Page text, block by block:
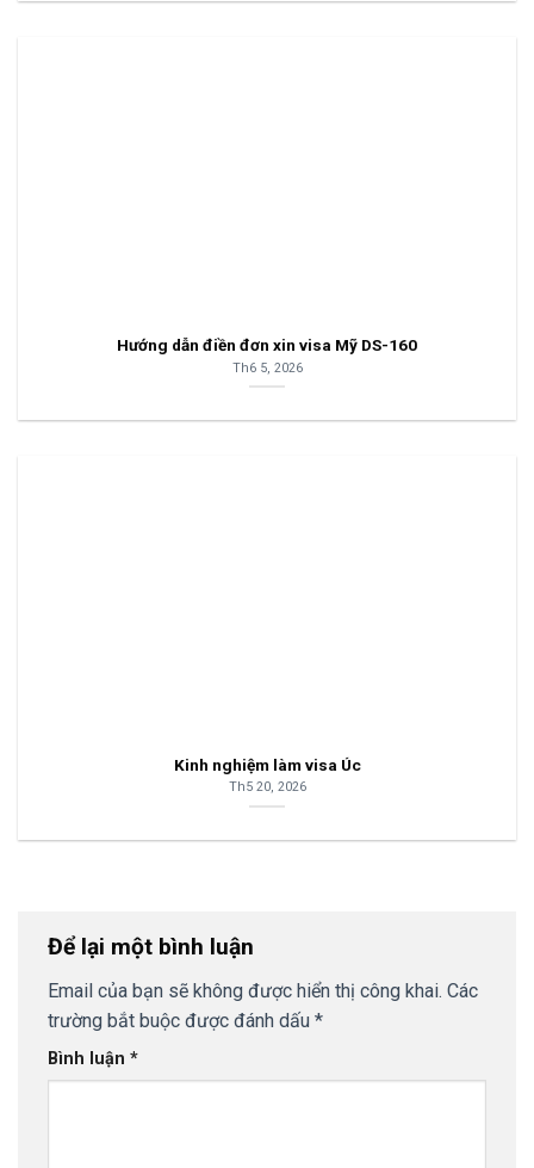
Hướng dẫn điền đơn xin visa Mỹ DS-160
Th6 5, 2026
Kinh nghiệm làm visa Úc
Th5 20, 2026
Để lại một bình luận
Email của bạn sẽ không được hiển thị công khai. Các
trường bắt buộc được đánh dấu *
Bình luận *